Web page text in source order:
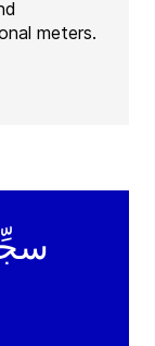
meters.